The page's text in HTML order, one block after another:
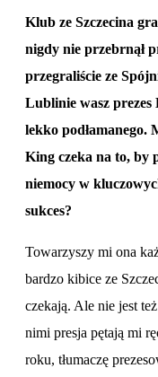
Klub ze Szczecina
nigdy nie przebrnął
przegraliście ze
Lublinie wasz
lekko podłamanego.
King czeka na to, by
niemocy w
sukces?
Towarzyszy mi ona
bardzo kibice ze
czekają. Ale nie jest
nimi presja pętają mi
roku, tłumaczę